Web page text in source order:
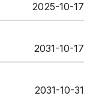
2025-10-17
2031-10-17
2031-10-31